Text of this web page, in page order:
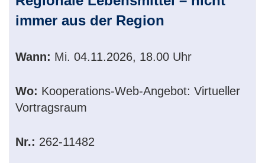
immer aus der Region
Wann: Mi. 04.11.2026, 18.00 Uhr
Wo: Kooperations-Web-Angebot: Virtueller
Vortragsraum
Nr.: 262-11482